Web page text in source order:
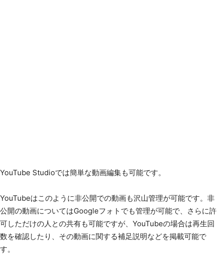
YouTube Studioでは簡単な動画編集も可能です。
YouTubeはこのように非公開での動画も沢山管理が可能です。非
公開の動画についてはGoogleフォトでも管理が可能で、さらに許
可しただけの人との共有も可能ですが、YouTubeの場合は再生回
数を確認したり、その動画に関する補足説明などを掲載可能で
す。